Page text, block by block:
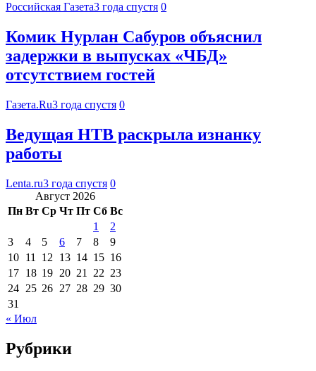
Российская Газета3 года спустя 0
Комик Нурлан Сабуров объяснил
задержки в выпусках «ЧБД»
отсутствием гостей
Газета.Ru3 года спустя 0
Ведущая НТВ раскрыла изнанку
работы
Lenta.ru3 года спустя 0
Август 2026
Пн Вт Ср Чт Пт Сб Вс
1
2
3
4 5 6 7 8
9
10 11 12 13 14 15 16
17 18 19 20 21 22 23
24 25 26 27 28 29 30
31
« Июл
Рубрики